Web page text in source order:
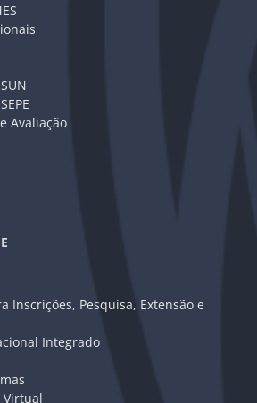
Avaliação
Inscrições, Pesquisa, Extensão e
Integrado
Virtual